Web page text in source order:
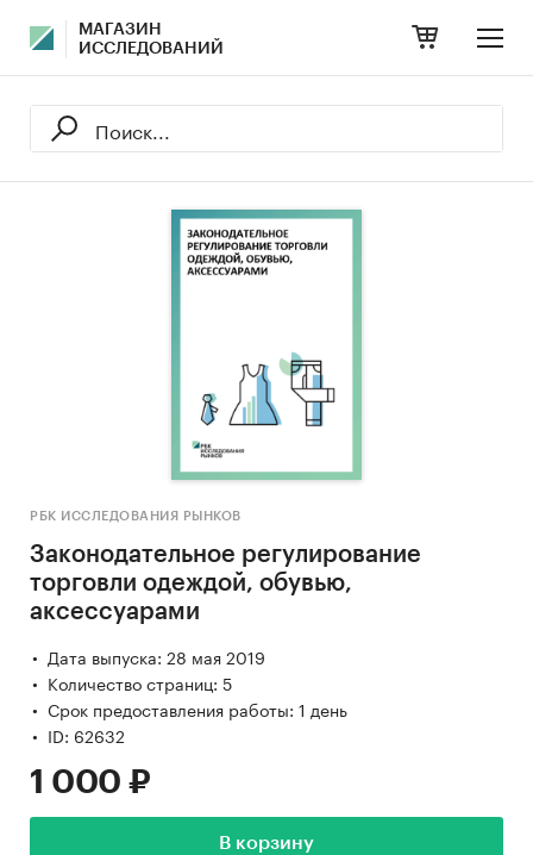
МАГАЗИН
ИССЛЕДОВАНИЙ
РБК ИССЛЕДОВАНИЯ РЫНКОВ
Законодательное регулирование
торговли одеждой, обувью,
аксессуарами
Дата выпуска: 28 мая 2019
Количество страниц: 5
Срок предоставления работы: 1 день
ID: 62632
1 000 ₽
В корзину